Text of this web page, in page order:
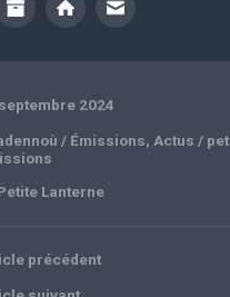
2024
/ Émissions, Actus /
Lanterne
précédent